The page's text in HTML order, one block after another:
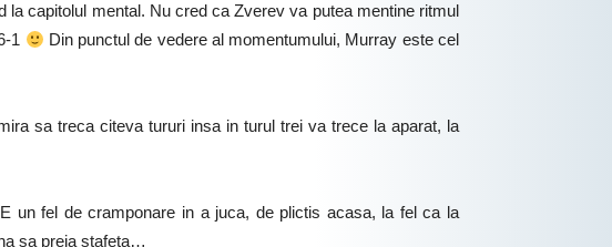
capitolul mental. Nu cred ca Zverev va putea mentine ritmul
1
Din punctul de vedere al momentumului, Murray este cel
sa treca citeva tururi insa in turul trei va trece la aparat, la
un fel de cramponare in a juca, de plictis acasa, la fel ca la
sa preia stafeta…